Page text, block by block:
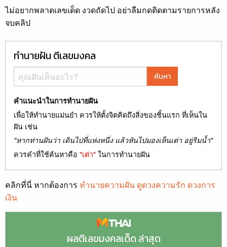
ไม่อยากพลาดเลขเด็ด งวดถัดไป อย่าลืมกดติดตามรายการหลัง
จบคลิป
ทำนายฝัน ตีเลขมงคล
ค้นหา
คำแนะนำในการทำนายฝัน
เพื่อให้ทำนายแม่นยำ ควรให้ตั้งจิตคิดถึงสิ่งของชิ้นแรก ที่เห็นใน
ฝัน เช่น
"หากท่านฝันว่า เดินไปที่แห่งหนึ่ง แล้วหันไปมองเห็นเต่า อยู่ริมน้ำ"
ควรคำที่ใช้ค้นหาคือ "เต่า"ในการทำนายฝัน
คลิกที่นี่ หากต้องการ ทำนายความฝัน ดูดวงความรัก ดวงการ
เงิน
ผลตีเลขมงคลเด็ด ล่าสุด